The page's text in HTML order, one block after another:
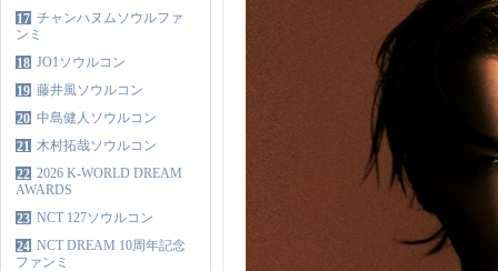
17 チャンハヌムソウルファ
ンミ
18 JO1ソウルコン
19 藤井風ソウルコン
20 中島健人ソウルコン
21 木村拓哉ソウルコン
22 2026 K-WORLD DREAM
AWARDS
23 NCT 127ソウルコン
24 NCT DREAM 10周年記念
ファンミ